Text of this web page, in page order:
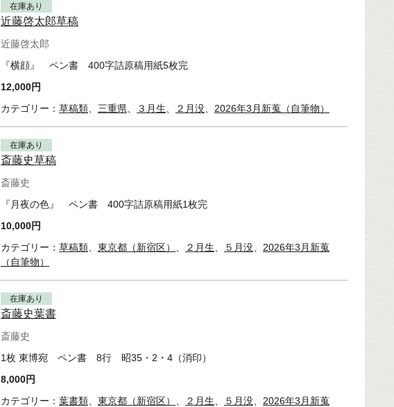
在庫あり
近藤啓太郎草稿
近藤啓太郎
『横顔』 ペン書 400字詰原稿用紙5枚完
12,000円
カテゴリー： 草稿類 三重県 ３月生 ２月没 2026年3月新蒐（自筆物）
在庫あり
斎藤史草稿
斎藤史
『月夜の色』 ペン書 400字詰原稿用紙1枚完
10,000円
カテゴリー： 草稿類 東京都（新宿区） ２月生 ５月没
2026年3月新蒐
（自筆物）
在庫あり
斎藤史葉書
斎藤史
1枚 東博宛 ペン書 8行 昭35・2・4（消印）
8,000円
カテゴリー： 葉書類 東京都（新宿区） ２月生 ５月没
2026年3月新蒐